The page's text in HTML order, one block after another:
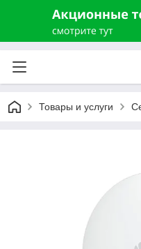
Товары и услуги